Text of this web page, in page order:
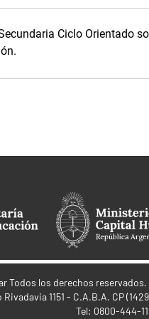
Ciclo Orientado
Todos los derechos reservados.
1151 - C.A.B.A. CP
Tel: 0800-444-